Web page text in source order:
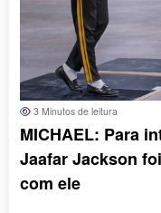
3 Minutos de leitura
MICHAEL: Para
Jaafar Jackson
com ele